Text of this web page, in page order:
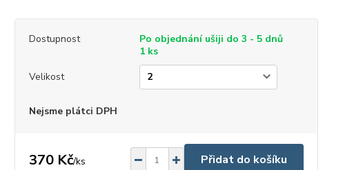
Dostupnost
Po objednání ušiji do 3 - 5 dnů
1 ks
Velikost
Nejsme plátci DPH
370 Kč/ks Přidat do košíku